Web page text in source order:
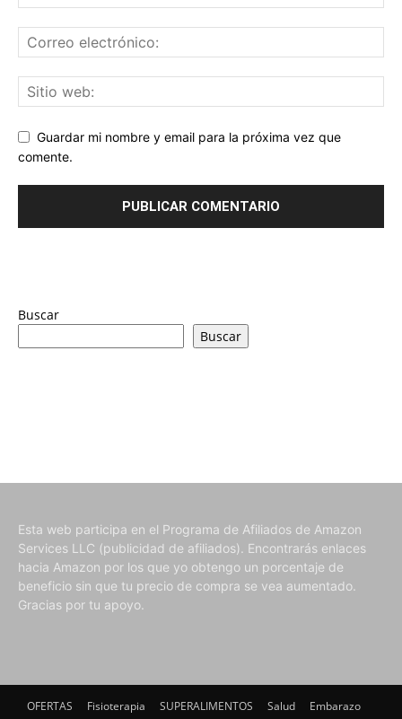
Guardar mi nombre y email para la próxima vez que
comente.
Buscar
Buscar
Esta web participa en el Programa de Afiliados de Amazon
Services LLC (publicidad de afiliados). Encontrarás enlaces
hacia Amazon por los que yo obtengo un porcentaje de
beneficio sin que tu precio de compra se vea aumentado.
Gracias por tu apoyo.
OFERTAS Fisioterapia SUPERALIMENTOS Salud
Embarazo